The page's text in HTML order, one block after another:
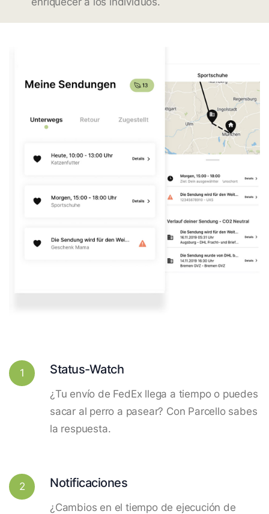
1 Status-Watch
¿Tu envío de FedEx llega a tiempo o puedes
sacar al perro a pasear? Con Parcello sabes
la respuesta.
2 Notificaciones
¿Cambios en el tiempo de ejecución de